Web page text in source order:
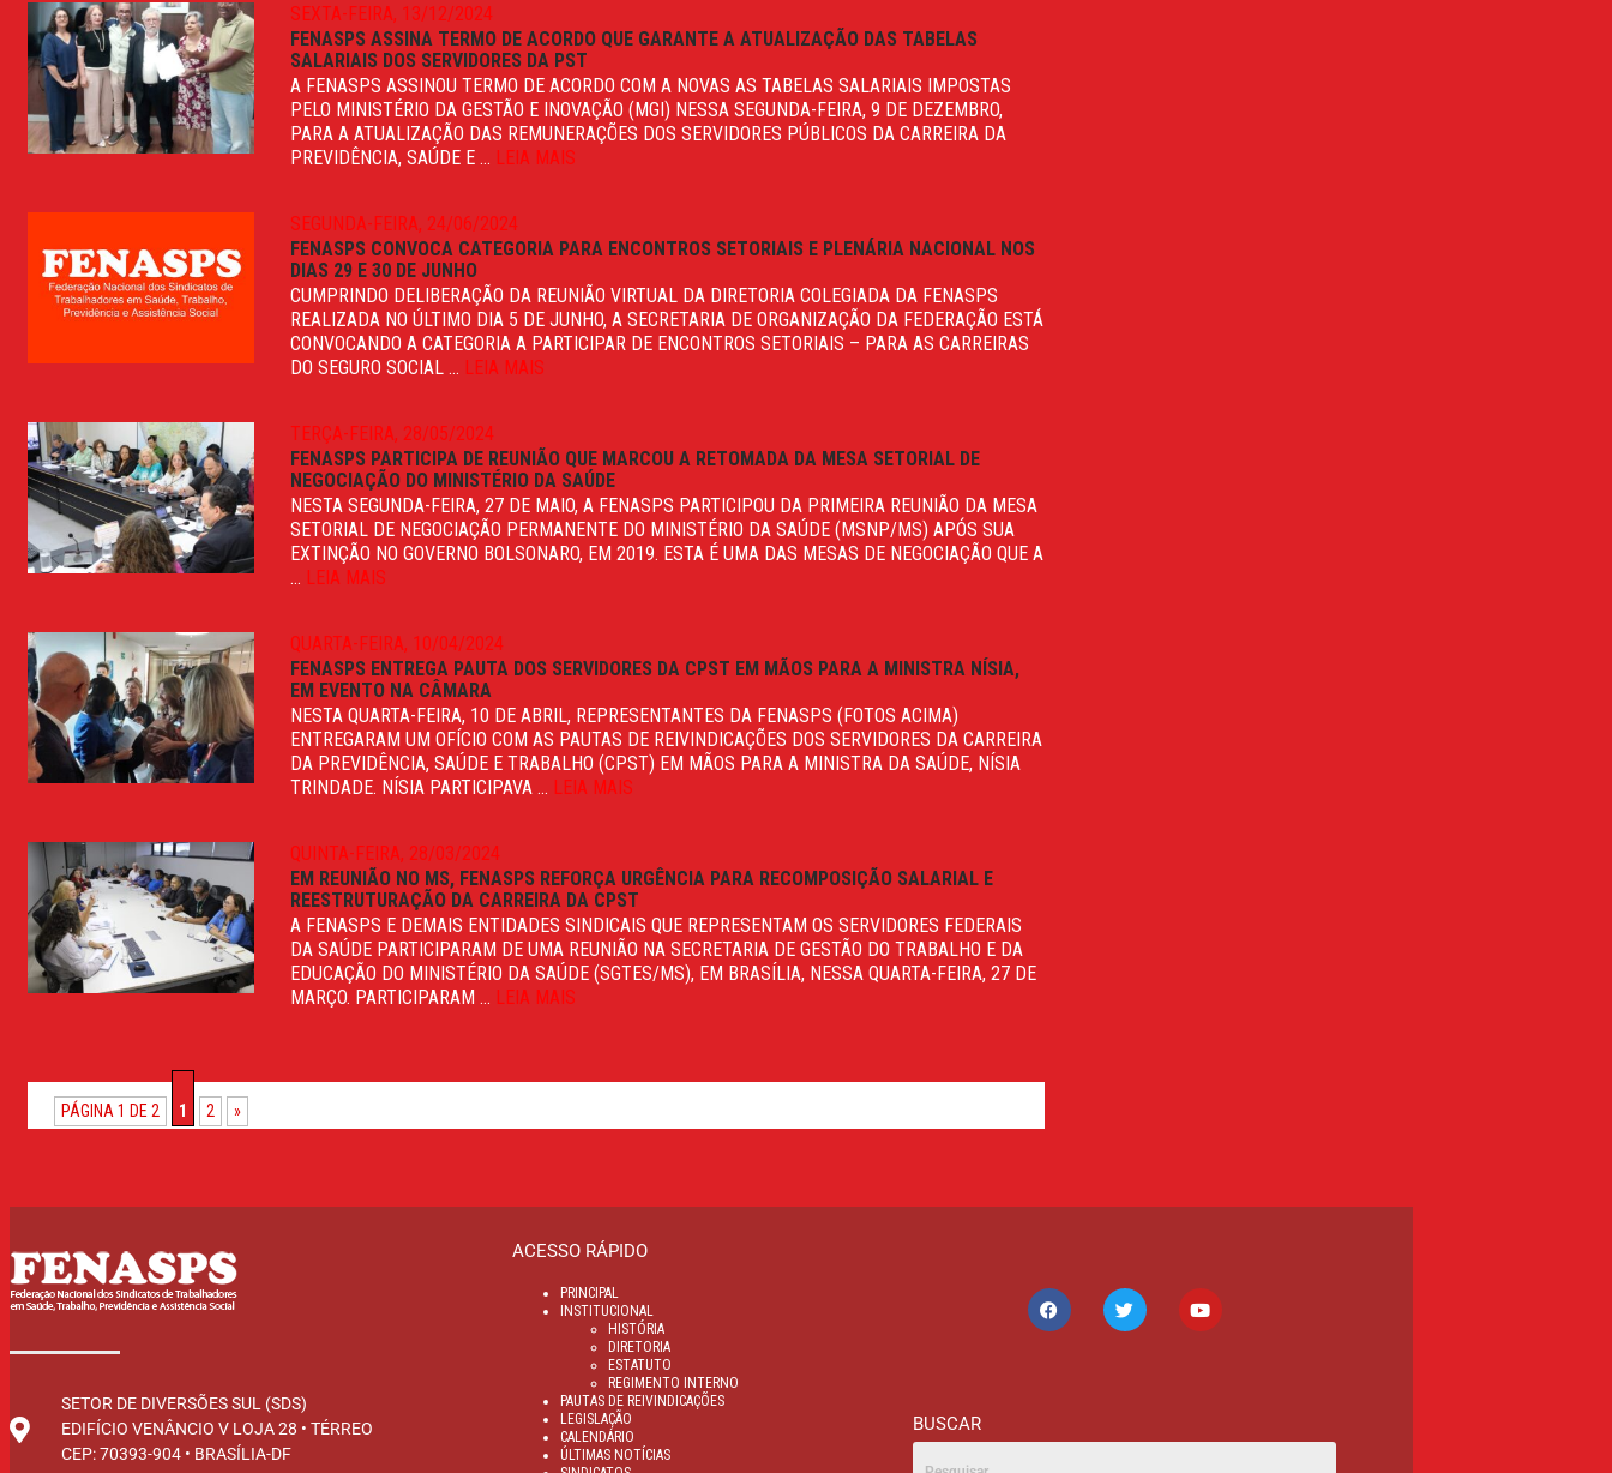
SEXTA-FEIRA, 13/12/2024
FENASPS ASSINA TERMO DE ACORDO QUE GARANTE A ATUALIZAÇÃO DAS TABELAS
SALARIAIS DOS SERVIDORES DA PST
A FENASPS ASSINOU TERMO DE ACORDO COM A NOVAS AS TABELAS SALARIAIS IMPOSTAS
PELO MINISTÉRIO DA GESTÃO E INOVAÇÃO (MGI) NESSA SEGUNDA-FEIRA, 9 DE DEZEMBRO,
PARA A ATUALIZAÇÃO DAS REMUNERAÇÕES DOS SERVIDORES PÚBLICOS DA CARREIRA DA
PREVIDÊNCIA, SAÚDE E ... LEIA MAIS
SEGUNDA-FEIRA, 24/06/2024
FENASPS CONVOCA CATEGORIA PARA ENCONTROS SETORIAIS E PLENÁRIA NACIONAL NOS
DIAS 29 E 30 DE JUNHO
CUMPRINDO DELIBERAÇÃO DA REUNIÃO VIRTUAL DA DIRETORIA COLEGIADA DA FENASPS
REALIZADA NO ÚLTIMO DIA 5 DE JUNHO, A SECRETARIA DE ORGANIZAÇÃO DA FEDERAÇÃO ESTÁ
CONVOCANDO A CATEGORIA A PARTICIPAR DE ENCONTROS SETORIAIS – PARA AS CARREIRAS
DO SEGURO SOCIAL ... LEIA MAIS
TERÇA-FEIRA, 28/05/2024
FENASPS PARTICIPA DE REUNIÃO QUE MARCOU A RETOMADA DA MESA SETORIAL DE
NEGOCIAÇÃO DO MINISTÉRIO DA SAÚDE
NESTA SEGUNDA-FEIRA, 27 DE MAIO, A FENASPS PARTICIPOU DA PRIMEIRA REUNIÃO DA MESA
SETORIAL DE NEGOCIAÇÃO PERMANENTE DO MINISTÉRIO DA SAÚDE (MSNP/MS) APÓS SUA
EXTINÇÃO NO GOVERNO BOLSONARO, EM 2019. ESTA É UMA DAS MESAS DE NEGOCIAÇÃO QUE A
... LEIA MAIS
QUARTA-FEIRA, 10/04/2024
FENASPS ENTREGA PAUTA DOS SERVIDORES DA CPST EM MÃOS PARA A MINISTRA NÍSIA,
EM EVENTO NA CÂMARA
NESTA QUARTA-FEIRA, 10 DE ABRIL, REPRESENTANTES DA FENASPS (FOTOS ACIMA)
ENTREGARAM UM OFÍCIO COM AS PAUTAS DE REIVINDICAÇÕES DOS SERVIDORES DA CARREIRA
DA PREVIDÊNCIA, SAÚDE E TRABALHO (CPST) EM MÃOS PARA A MINISTRA DA SAÚDE, NÍSIA
TRINDADE. NÍSIA PARTICIPAVA ... LEIA MAIS
QUINTA-FEIRA, 28/03/2024
EM REUNIÃO NO MS, FENASPS REFORÇA URGÊNCIA PARA RECOMPOSIÇÃO SALARIAL E
REESTRUTURAÇÃO DA CARREIRA DA CPST
A FENASPS E DEMAIS ENTIDADES SINDICAIS QUE REPRESENTAM OS SERVIDORES FEDERAIS
DA SAÚDE PARTICIPARAM DE UMA REUNIÃO NA SECRETARIA DE GESTÃO DO TRABALHO E DA
EDUCAÇÃO DO MINISTÉRIO DA SAÚDE (SGTES/MS), EM BRASÍLIA, NESSA QUARTA-FEIRA, 27 DE
MARÇO. PARTICIPARAM ... LEIA MAIS
PÁGINA 1 DE 2 1 2 »
SETOR DE DIVERSÕES SUL (SDS)
EDIFÍCIO VENÂNCIO V LOJA 28 • TÉRREO
CEP: 70393-904 • BRASÍLIA-DF
ACESSO RÁPIDO
PRINCIPAL
INSTITUCIONAL
HISTÓRIA
DIRETORIA
ESTATUTO
REGIMENTO INTERNO
PAUTAS DE REIVINDICAÇÕES
LEGISLAÇÃO
CALENDÁRIO
ÚLTIMAS NOTÍCIAS
BUSCAR